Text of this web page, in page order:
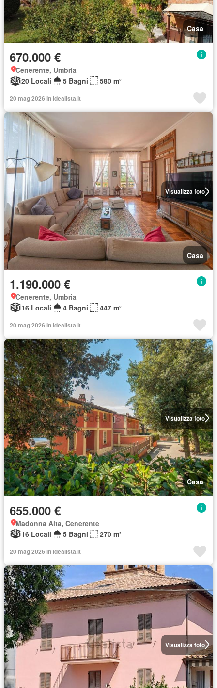
Casa
670.000 €
Cenerente, Umbria
20 Locali
5 Bagni 580 m²
20 mag 2026 in idealista.it
Visualizza foto
Casa
1.190.000 €
Cenerente, Umbria
16 Locali
4 Bagni 447 m²
20 mag 2026 in idealista.it
Visualizza foto
Casa
655.000 €
Madonna Alta, Cenerente
16 Locali
5 Bagni 270 m²
20 mag 2026 in idealista.it
Visualizza foto